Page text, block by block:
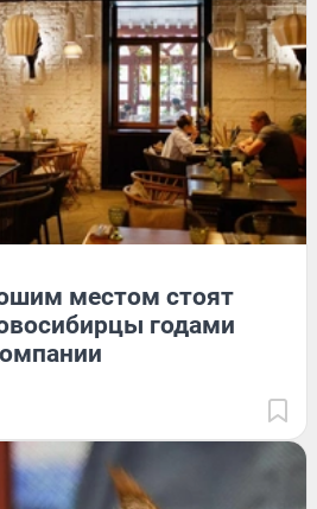
местом стоят
годами